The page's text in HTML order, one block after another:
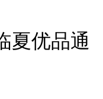
夏优品通